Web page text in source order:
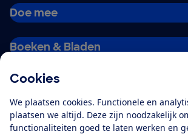
Cookies
We plaatsen cookies. Functionele en
plaatsen we altijd. Deze zijn noodzakelijk
functionaliteiten goed te laten werken en
Doe mee
Boeken & Bladen